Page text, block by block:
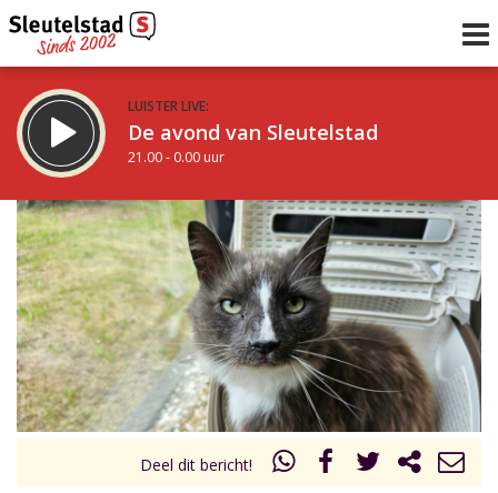
LUISTER LIVE:
De avond van Sleutelstad
21.00 - 0.00 uur
STRAKS:
De nacht van Sleutelstad
0.00 - 6.00 uur
Vorig uur
uur 1 van 0 Volgend uur
Inklappen
Deel dit bericht!